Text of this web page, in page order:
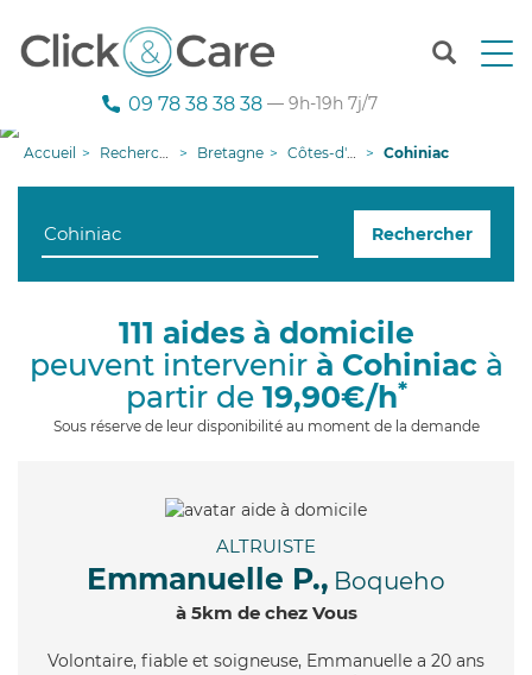
T
n
g
i
09 78 38 38 38 — 9h-19h 7j/7
Accueil Recherche aide à domicile Bretagne Côtes-d'armor Cohiniac
Rechercher
111 aides à domicile
peuvent intervenir à Cohiniacà
partir de 19,90€/h*
Sous réserve de leur disponibilité au moment de la demande
ALTRUISTE
Emmanuelle P., Boqueho
à 5km de chez Vous
Volontaire, fiable et soigneuse, Emmanuelle a 20 ans